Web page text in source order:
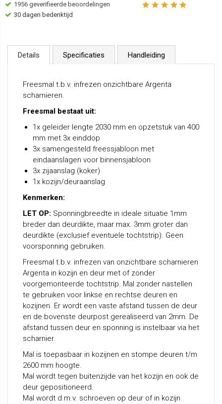
1956 geverifieerde beoordelingen
30 dagen bedenktijd
Details Specificaties Handleiding
Freesmal t.b.v. infrezen onzichtbare Argenta
scharnieren.
Freesmal bestaat uit:
1x geleider lengte 2030 mm en opzetstuk van 400
mm met 3x einddop
3x samengesteld freessjabloon met
eindaanslagen voor binnensjabloon
3x zijaanslag (koker)
1x kozijn/deuraanslag
Kenmerken:
LET OP: Sponningbreedte in ideale situatie 1mm
breder dan deurdikte, maar max. 3mm groter dan
deurdikte (exclusief eventuele tochtstrip). Geen
voorsponning gebruiken.
Freesmal t.b.v. infrezen van onzichtbare scharnieren
Argenta in kozijn en deur met of zonder
voorgemonteerde tochtstrip. Mal zonder nastellen
te gebruiken voor linkse en rechtse deuren en
kozijnen. Er wordt een vaste afstand tussen de deur
en de bovenste deurpost gerealiseerd van 2mm. De
afstand tussen deur en sponning is instelbaar via het
scharnier.
Mal is toepasbaar in kozijnen en stompe deuren t/m
2600 mm hoogte.
Mal wordt tegen buitenzijde van het kozijn en ook de
deur gepositioneerd.
Mal wordt d.m.v. schroeven op deur of in kozijn